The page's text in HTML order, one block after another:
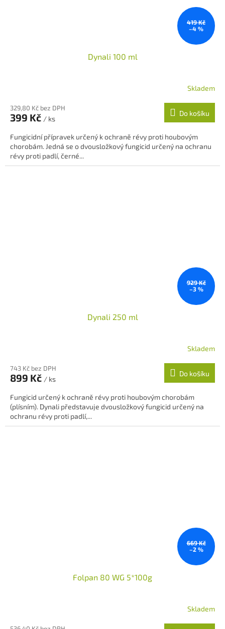
419 Kč
–4 %
Dynali 100 ml
Skladem
329,80 Kč bez DPH
399 Kč / ks
Do košíku
Fungicidní přípravek určený k ochraně révy proti houbovým
chorobám. Jedná se o dvousložkový fungicid určený na ochranu
révy proti padlí, černé...
929 Kč
–3 %
Dynali 250 ml
Skladem
743 Kč bez DPH
899 Kč / ks
Do košíku
Fungicid určený k ochraně révy proti houbovým chorobám
(plísním). Dynali představuje dvousložkový fungicid určený na
ochranu révy proti padlí,...
669 Kč
–2 %
Folpan 80 WG 5*100g
Skladem